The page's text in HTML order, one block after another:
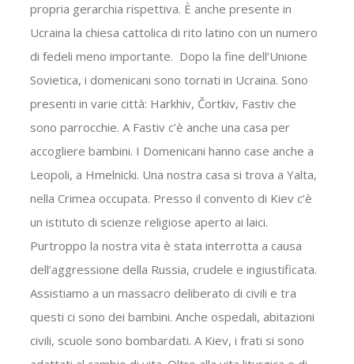
propria gerarchia rispettiva. È anche presente in
Ucraina la chiesa cattolica di rito latino con un numero
di fedeli meno importante. Dopo la fine dell’Unione
Sovietica, i domenicani sono tornati in Ucraina. Sono
presenti in varie città: Harkhiv, Čortkiv, Fastiv che
sono parrocchie. A Fastiv c’è anche una casa per
accogliere bambini. I Domenicani hanno case anche a
Leopoli, a Hmelnicki. Una nostra casa si trova a Yalta,
nella Crimea occupata. Presso il convento di Kiev c’è
un istituto di scienze religiose aperto ai laici.
Purtroppo la nostra vita è stata interrotta a causa
dell’aggressione della Russia, crudele e ingiustificata.
Assistiamo a un massacro deliberato di civili e tra
questi ci sono dei bambini. Anche ospedali, abitazioni
civili, scuole sono bombardati. A Kiev, i frati si sono